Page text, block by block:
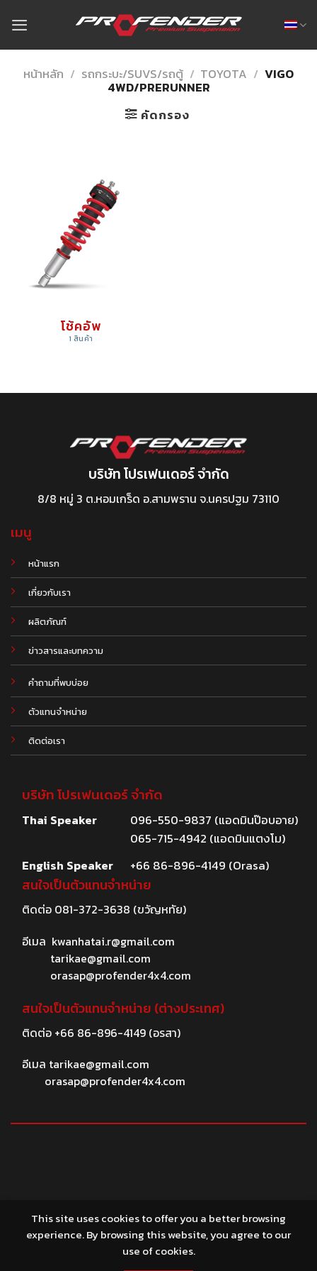
content
หน้าหลัก / รถกระบะ/SUVS/รถตู้ / TOYOTA / VIGO
4WD/PRERUNNER
คัดกรอง
โช้คอัพ
1 สินค้า
บริษัท โปรเฟนเดอร์ จำกัด
8/8 หมู่ 3 ต.หอมเกร็ด อ.สามพราน จ.นครปฐม 73110
เมนู
หน้าแรก
เกี่ยวกับเรา
ผลิตภัณฑ์
ข่าวสารและบทความ
.
คำถามที่พบบ่อย
ตัวแทนจำหน่าย
ติดต่อเรา
บริษัท โปรเฟนเดอร์ จำกัด
Thai Speaker
096-550-9837 (แอดมินป๊อบอาย)
065-715-4942 (แอดมินแตงโม)
English Speaker
+66 86-896-4149 (Orasa)
สนใจเป็นตัวแทนจำหน่าย
ติดต่อ 081-372-3638 (ขวัญหทัย)
อีเมล kwanhatai.r@gmail.com
tarikae@gmail.com
orasap@profender4x4.com
สนใจเป็นตัวแทนจำหน่าย (ต่างประเทศ)
ติดต่อ +66 86-896-4149(อรสา)
อีเมล tarikae@gmail.com
orasap@profender4x4.com
This site uses cookies to offer you a better browsing
experience. By browsing this website, you agree to our
use of cookies.